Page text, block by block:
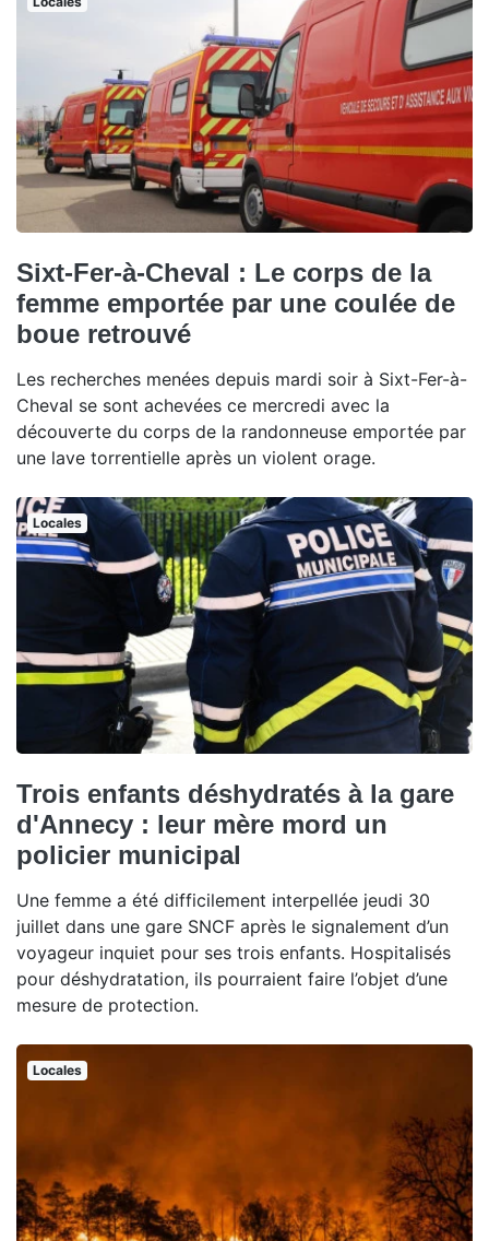
Sixt-Fer-à-Cheval : Le corps de la
femme emportée par une coulée de
boue retrouvé
Les recherches menées depuis mardi soir à Sixt-Fer-à-
Cheval se sont achevées ce mercredi avec la
découverte du corps de la randonneuse emportée par
une lave torrentielle après un violent orage.
Locales
Trois enfants déshydratés à la gare
d'Annecy : leur mère mord un
policier municipal
Une femme a été difficilement interpellée jeudi 30
juillet dans une gare SNCF après le signalement d’un
voyageur inquiet pour ses trois enfants. Hospitalisés
pour déshydratation, ils pourraient faire l’objet d’une
mesure de protection.
Locales